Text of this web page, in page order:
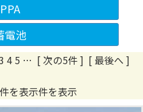
PPA
電池
4 5 … [ 次の5件 ] [ 最後へ ]
を表示件を表示